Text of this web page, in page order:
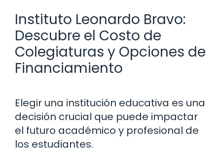
Instituto Leonardo Bravo:
Descubre el Costo de
Colegiaturas y Opciones de
Financiamiento
Elegir una institución educativa es una
decisión crucial que puede impactar
el futuro académico y profesional de
los estudiantes.